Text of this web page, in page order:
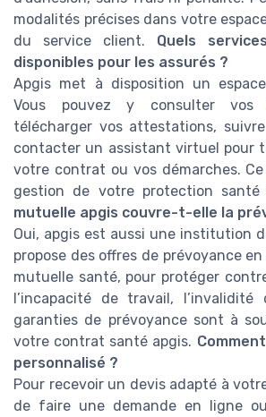
modalités précises dans votre
du service client. Quels
disponibles pour les assurés ?
Apgis met à disposition un
Vous pouvez y consulter vos
télécharger vos attestations,
contacter un assistant virtuel pour
votre contrat ou vos démarches.
gestion de votre protection santé
mutuelle apgis couvre-t-elle la
Oui, apgis est aussi une institution
propose des offres de prévoyance
mutuelle santé, pour protéger
l’incapacité de travail,
garanties de prévoyance sont à
votre contrat santé apgis.
personnalisé ?
Pour recevoir un devis adapté à
de faire une demande en ligne